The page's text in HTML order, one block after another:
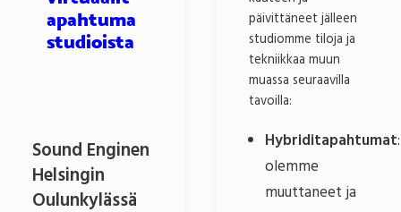
päivittäneet jälleen
studiomme tiloja ja
tekniikkaa muun
muassa seuraavilla
tavoilla:
Hybriditapahtumat:
olemme
muuttaneet ja
apahtuma
studioista
Sound Enginen
Helsingin
Oulunkylässä